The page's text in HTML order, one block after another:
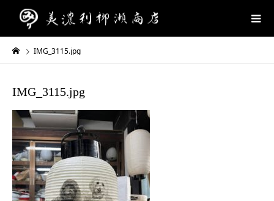
IMG_3115.jpg
IMG_3115.jpg